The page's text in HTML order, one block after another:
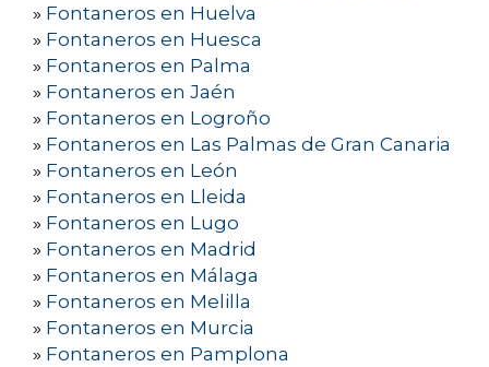
» Fontaneros en Huelva
» Fontaneros en Huesca
» Fontaneros en Palma
» Fontaneros en Jaén
» Fontaneros en Logroño
» Fontaneros en Las Palmas de Gran Canaria
» Fontaneros en León
» Fontaneros en Lleida
» Fontaneros en Lugo
» Fontaneros en Madrid
» Fontaneros en Málaga
» Fontaneros en Melilla
» Fontaneros en Murcia
» Fontaneros en Pamplona